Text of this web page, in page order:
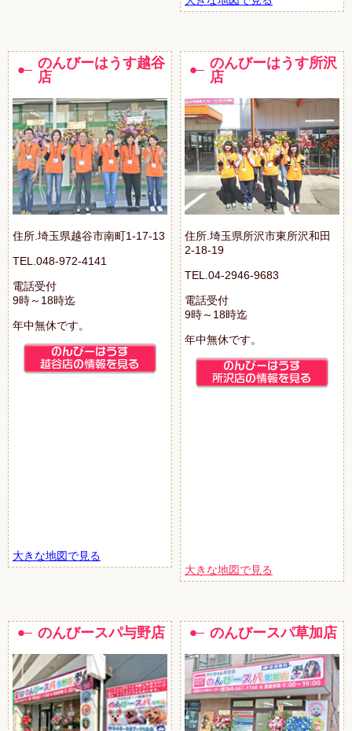
のんびーはうす越谷
店
住所.埼玉県越谷市南町1-17-13
TEL.048-972-4141
電話受付
9時～18時迄
年中無休です。
大きな地図で見る
のんびーはうす所沢
店
住所.埼玉県所沢市東所沢和田
2-18-19
TEL.04-2946-9683
電話受付
9時～18時迄
年中無休です。
大きな地図で見る
のんびースパ与野店 のんびースパ草加店